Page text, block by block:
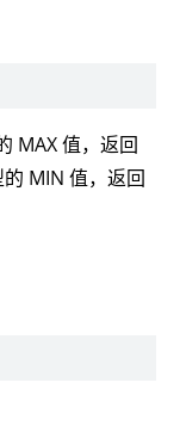
MAX 值，返回
MIN 值，返回